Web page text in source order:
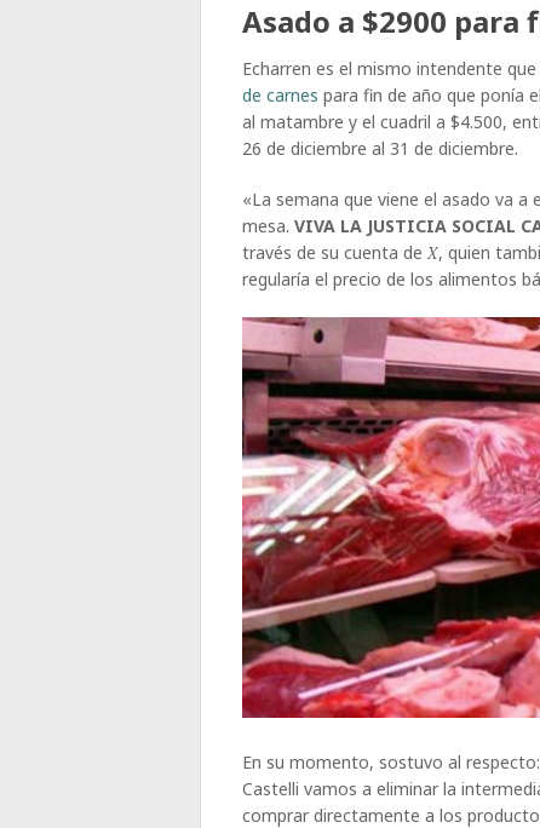
Asado a $2900 para
Echarren es el mismo intendente
de carnes para fin de año que ponía el
al matambre y el cuadril a $4.500,
26 de diciembre al 31 de diciembre.
«La semana que viene el asado va
mesa.VIVA LA JUSTICIA SOCIAL
través de su cuenta deX, quien
regularía el precio de los alimentos
En su momento, sostuvo al
Castelli vamos a eliminar la
comprar directamente a los